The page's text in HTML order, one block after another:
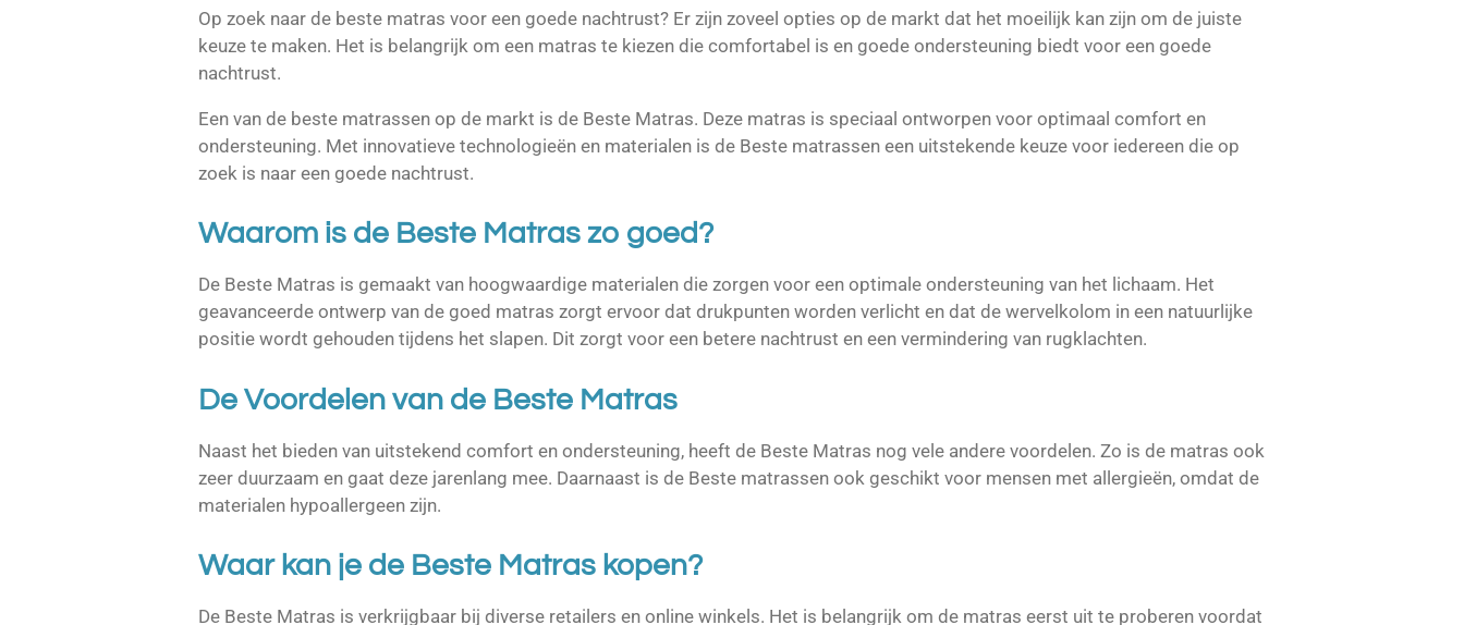
Op zoek naar de beste matras voor een goede nachtrust? Er zijn zoveel opties op de markt dat het moeilijk kan zijn om de juiste
keuze te maken. Het is belangrijk om een matras te kiezen die comfortabel is en goede ondersteuning biedt voor een goede
nachtrust.
Een van de beste matrassen op de markt is de Beste Matras. Deze matras is speciaal ontworpen voor optimaal comfort en
ondersteuning. Met innovatieve technologieën en materialen is de Beste matrassen een uitstekende keuze voor iedereen die op
zoek is naar een goede nachtrust.
Waarom is de Beste Matras zo goed?
De Beste Matras is gemaakt van hoogwaardige materialen die zorgen voor een optimale ondersteuning van het lichaam. Het
geavanceerde ontwerp van de goed matras zorgt ervoor dat drukpunten worden verlicht en dat de wervelkolom in een natuurlijke
positie wordt gehouden tijdens het slapen. Dit zorgt voor een betere nachtrust en een vermindering van rugklachten.
De Voordelen van de Beste Matras
Naast het bieden van uitstekend comfort en ondersteuning, heeft de Beste Matras nog vele andere voordelen. Zo is de matras ook
zeer duurzaam en gaat deze jarenlang mee. Daarnaast is de Beste matrassen ook geschikt voor mensen met allergieën, omdat de
materialen hypoallergeen zijn.
Waar kan je de Beste Matras kopen?
De Beste Matras is verkrijgbaar bij diverse retailers en online winkels. Het is belangrijk om de matras eerst uit te proberen voordat